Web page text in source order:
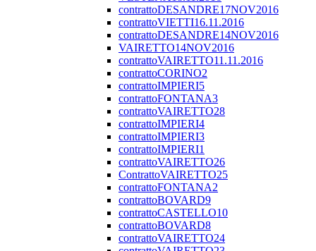
contrattoDESANDRE17NOV2016
contrattoVIETTI16.11.2016
contrattoDESANDRE14NOV2016
VAIRETTO14NOV2016
contrattoVAIRETTO11.11.2016
contrattoCORINO2
contrattoIMPIERI5
contrattoFONTANA3
contrattoVAIRETTO28
contrattoIMPIERI4
contrattoIMPIERI3
contrattoIMPIERI1
contrattoVAIRETTO26
ContrattoVAIRETTO25
contrattoFONTANA2
contrattoBOVARD9
contrattoCASTELLO10
contrattoBOVARD8
contrattoVAIRETTO24